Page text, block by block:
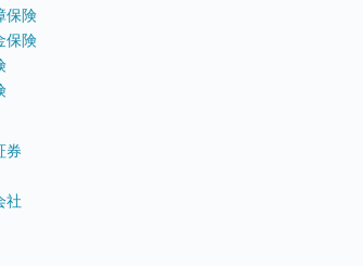
保険
保険
券
社